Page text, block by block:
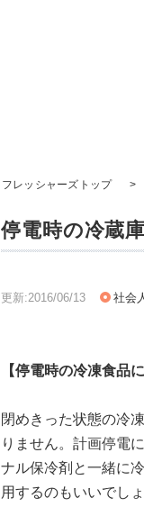
フレッシャーズトップ >
停電時の冷蔵
更新:2016/06/13 社会
【停電時の冷凍食品に
閉めきった状態の冷
りません。計画停電
ナル保冷剤と一緒に
用するのもいいでしょ